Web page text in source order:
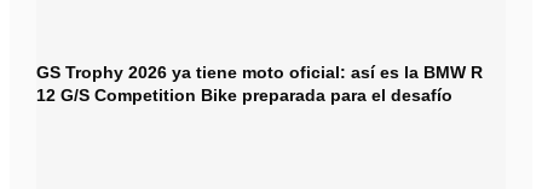
GS Trophy 2026 ya tiene moto oficial: así es la BMW R
12 G/S Competition Bike preparada para el desafío